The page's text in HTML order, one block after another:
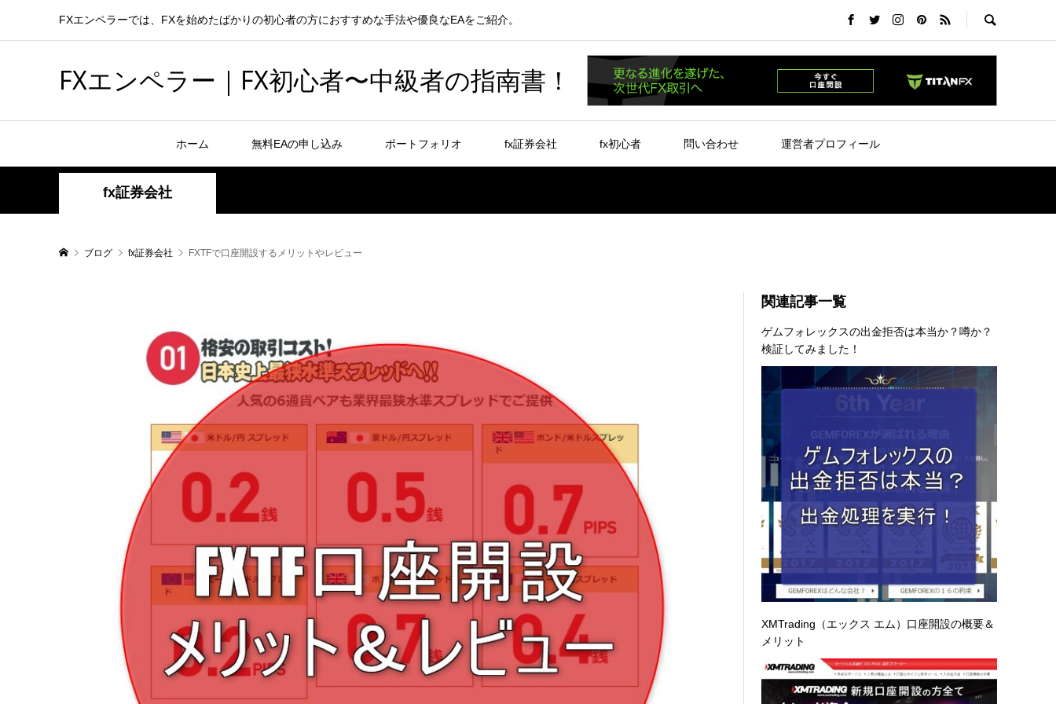
FXエンペラーでは、FXを始めたばかりの初心者の方におすすめな手法や優良なEAをご紹介。
FXエンペラー｜FX初心者〜中級者の指南書！
ホーム 無料EAの申し込み ポートフォリオ fx証券会社 fx初心者 問い合わせ 運営者プロフィール
fx証券会社
ブログ fx証券会社 FXTFで口座開設するメリットやレビュー
関連記事一覧
ゲムフォレックスの出金拒否は本当か？噂か？
検証してみました！
XMTrading（エックス エム）口座開設の概要＆
メリット